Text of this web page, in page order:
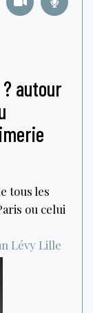
autour
tous les
ou celui
Lévy Lille